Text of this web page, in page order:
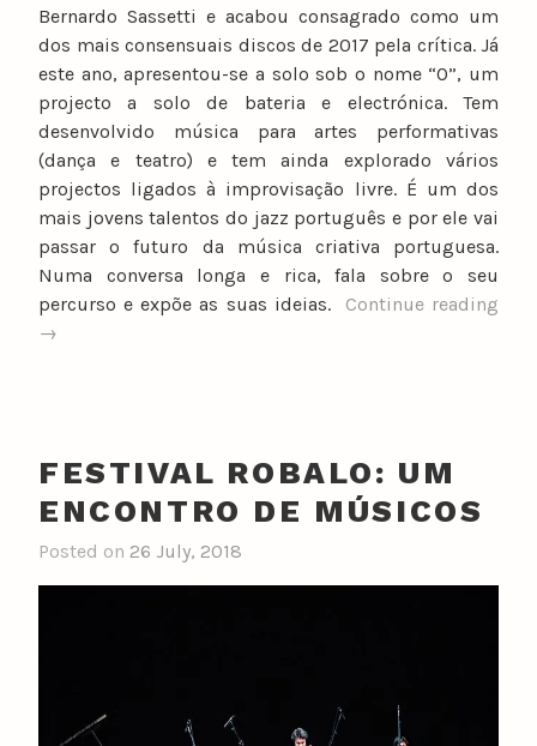
Bernardo Sassetti e acabou consagrado como um
dos mais consensuais discos de 2017 pela crítica. Já
este ano, apresentou-se a solo sob o nome “O”, um
projecto a solo de bateria e electrónica. Tem
desenvolvido música para artes performativas
(dança e teatro) e tem ainda explorado vários
projectos ligados à improvisação livre. É um dos
mais jovens talentos do jazz português e por ele vai
passar o futuro da música criativa portuguesa.
Numa conversa longa e rica, fala sobre o seu
percurso e expõe as suas ideias. Continue reading
→
FESTIVAL ROBALO: UM
ENCONTRO DE MÚSICOS
Posted on 26 July, 2018